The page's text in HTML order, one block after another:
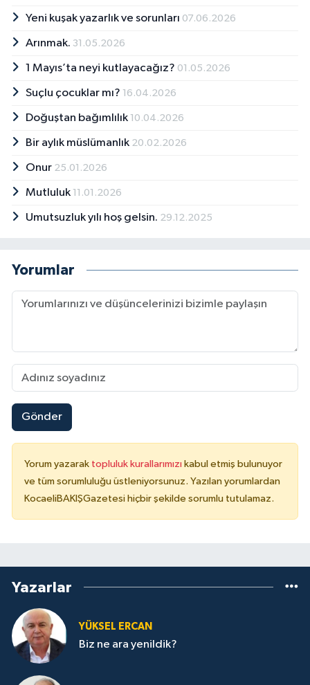
Yeni kuşak yazarlık ve sorunları 07.06.2026
Arınmak. 31.05.2026
1 Mayıs’ta neyi kutlayacağız? 01.05.2026
Suçlu çocuklar mı? 16.04.2026
Doğuştan bağımlılık 10.04.2026
Bir aylık müslümanlık 20.02.2026
Onur 25.01.2026
Mutluluk 11.01.2026
Umutsuzluk yılı hoş gelsin. 29.12.2025
Yorumlar
Gönder
Yorum yazarak topluluk kurallarımızı kabul etmiş bulunuyor
ve tüm sorumluluğu üstleniyorsunuz. Yazılan yorumlardan
KocaeliBAKIŞGazetesi hiçbir şekilde sorumlu tutulamaz.
Yazarlar
YÜKSEL ERCAN
Biz ne ara yenildik?